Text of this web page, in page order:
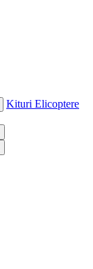
Kituri Elicoptere